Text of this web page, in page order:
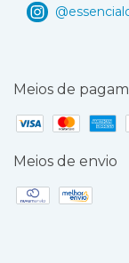
Meios de
Meios de envio